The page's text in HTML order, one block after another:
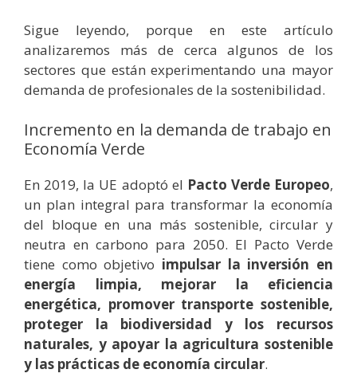
Sigue leyendo, porque en este artículo
analizaremos más de cerca algunos de los
sectores que están experimentando una mayor
demanda de profesionales de la sostenibilidad.
Incremento en la demanda de trabajo en
Economía Verde
En 2019, la UE adoptó el Pacto Verde Europeo,
un plan integral para transformar la economía
del bloque en una más sostenible, circular y
neutra en carbono para 2050. El Pacto Verde
tiene como objetivo impulsar la inversión en
energía limpia, mejorar la eficiencia
energética, promover transporte sostenible,
proteger la biodiversidad y los recursos
naturales, y apoyar la agricultura sostenible
y las prácticas de economía circular.